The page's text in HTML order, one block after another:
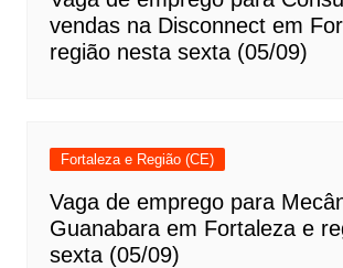
vendas na Disconnect em
região nesta sexta (05/09)
Fortaleza e Região (CE)
Vaga de emprego para
Guanabara em Fortaleza e
sexta (05/09)